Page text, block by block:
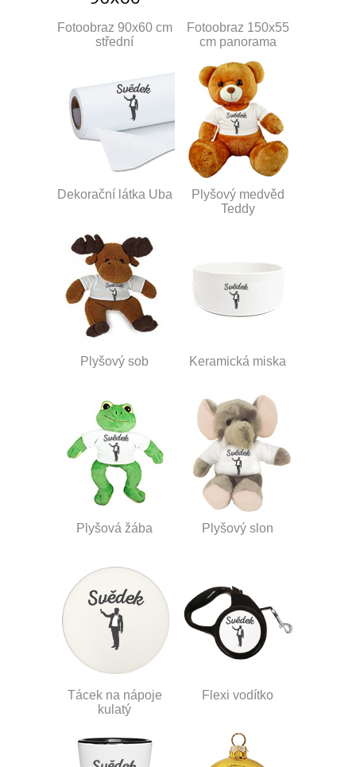
Fotoobraz 90x60 cm
střední
Fotoobraz 150x55
cm panorama
Dekorační látka Uba
Plyšový medvěd
Teddy
Plyšový sob Keramická miska
Plyšová žába Plyšový slon
Tácek na nápoje
kulatý
Flexi vodítko